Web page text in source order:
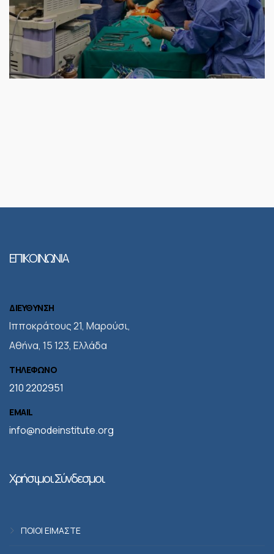
ΕΠΙΚΟΙΝΩΝΙΑ
ΔΙΕΥΘΥΝΣΗ
Iπποκράτους 21, Μαρούσι,
Αθήνα, 15 123, Ελλάδα
ΤΗΛΕΦΩΝΟ
210 2202951
EMAIL
info@nodeinstitute.org
Χρήσιμοι Σύνδεσμοι
ΠΟΙΟΙ ΕΙΜΑΣΤΕ